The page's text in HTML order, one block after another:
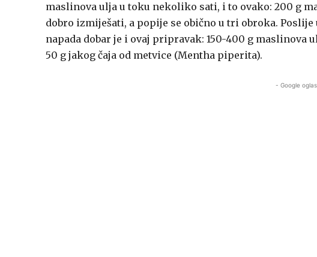
maslinova ulja u toku nekoliko sati, i to ovako: 200 g
dobro izmiješati, a popije se obično u tri obroka.
napada dobar je i ovaj pripravak: 150-400 g maslinova
50 g jakog čaja od metvice (Mentha piperita).
- Google